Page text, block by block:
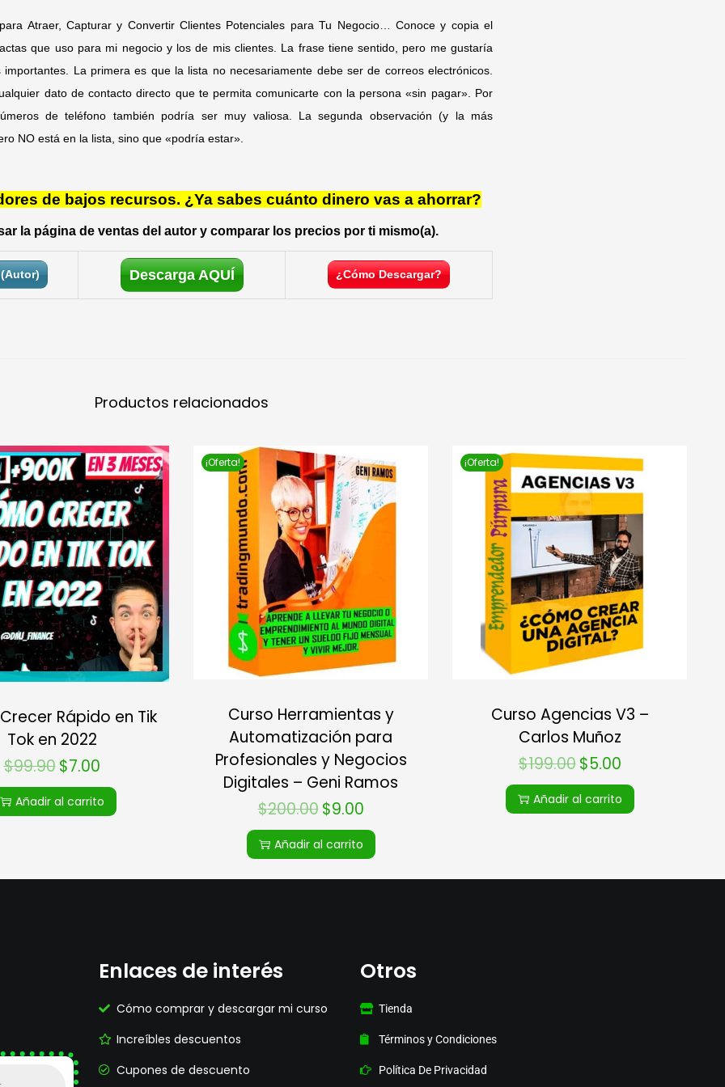
Atraer, Capturar y Convertir Clientes Potenciales para Tu Negocio… Conoce y copia el
que uso para mi negocio y los de mis clientes. La frase tiene sentido, pero me gustaría
La primera es que la lista no necesariamente debe ser de correos electrónicos.
dato de contacto directo que te permita comunicarte con la persona «sin pagar». Por
de teléfono también podría ser muy valiosa. La segunda observación (y la más
NO está en la lista, sino que «podría estar».
de bajos recursos. ¿Ya sabes cuánto dinero vas a ahorrar?
la página de ventas del autor y comparar los precios por ti mismo(a).
Descarga AQUÍ ¿Cómo Descargar?
Productos relacionados
Rápido en Tik
Tok en 2022
$99.90 $7.00
Añadir al carrito
¡Oferta!
Curso Herramientas y
Automatización para
Profesionales y Negocios
Digitales – Geni Ramos
$200.00 $9.00
Añadir al carrito
¡Oferta!
Curso Agencias V3 –
Carlos Muñoz
$199.00 $5.00
Añadir al carrito
Enlaces de interés
Cómo comprar y descargar mi curso
Increíbles descuentos
Cupones de descuento
Otros
Tienda
Términos y Condiciones
Política De Privacidad